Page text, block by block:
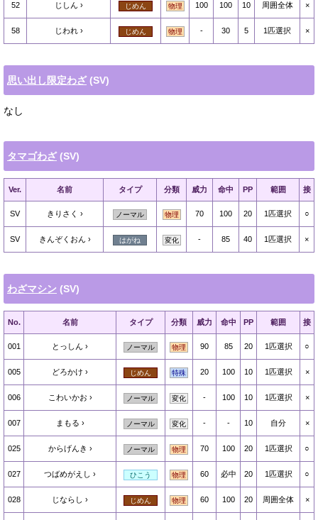
52 じしん じめん 物理 100 100 10 周囲全体 ×
58 じわれ じめん 物理 - 30 5 1匹選択 ×
思い出し限定わざ (SV)
なし
タマゴわざ (SV)
Ver. 名前 タイプ 分類 威力 命中 PP 範囲 接
SV きりさく ノーマル 物理 70 100 20 1匹選択 ○
SV きんぞくおん はがね 変化 - 85 40 1匹選択 ×
わざマシン (SV)
No. 名前 タイプ 分類 威力 命中 PP 範囲 接
001 とっしん ノーマル 物理 90 85 20 1匹選択 ○
005 どろかけ じめん 特殊 20 100 10 1匹選択 ×
006 こわいかお ノーマル 変化 - 100 10 1匹選択 ×
007 まもる ノーマル 変化 - - 10 自分 ×
025 からげんき ノーマル 物理 70 100 20 1匹選択 ○
027 つばめがえし ひこう 物理 60 必中 20 1匹選択 ○
028 じならし じめん 物理 60 100 20 周囲全体 ×